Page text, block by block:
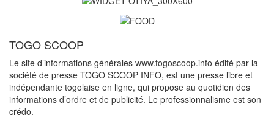
TOGO SCOOP
Le site d’informations générales www.togoscoop.info édité par la
société de presse TOGO SCOOP INFO, est une presse libre et
indépendante togolaise en ligne, qui propose au quotidien des
informations d’ordre et de publicité. Le professionnalisme est son
crédo.